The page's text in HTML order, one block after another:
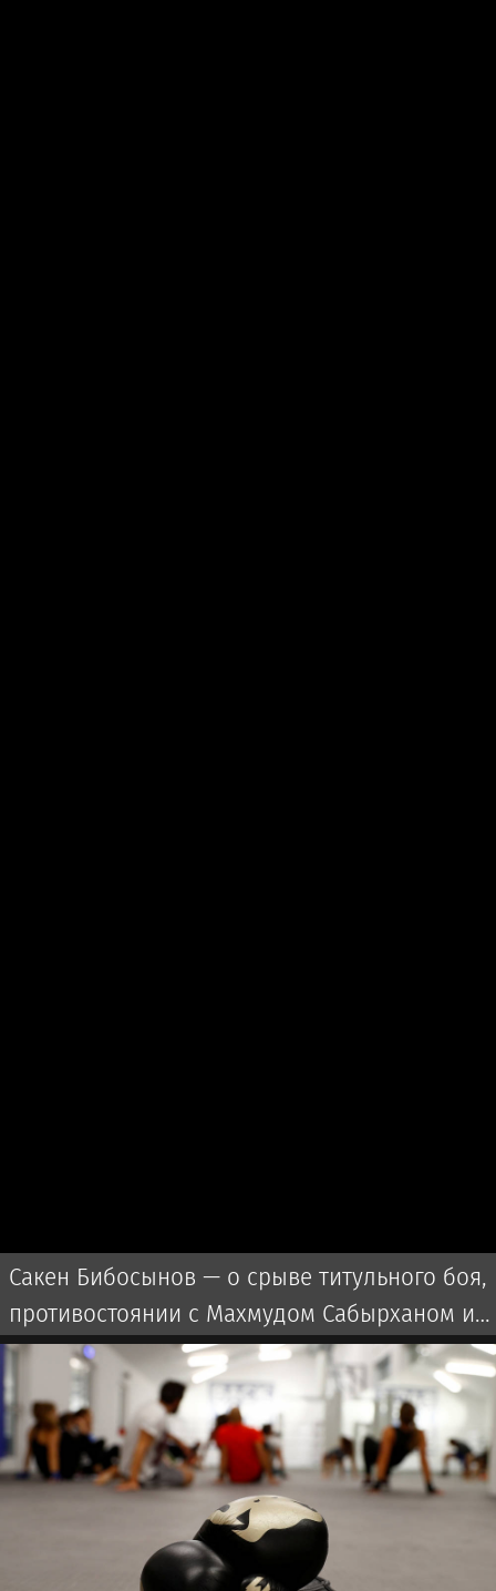
Сакен Бибосынов — о срыве титульного боя,
противостоянии с Махмудом Сабырханом и
отборе на Азиатские игры